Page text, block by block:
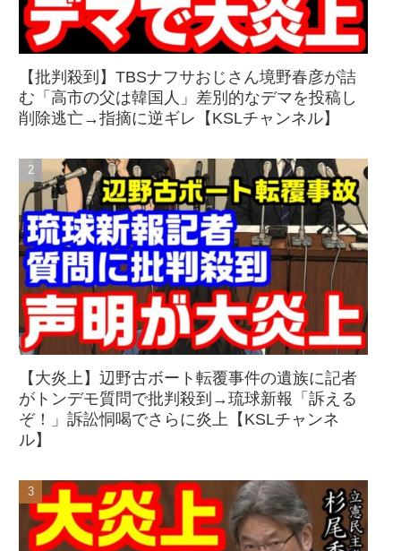
【批判殺到】TBSナフサおじさん境野春彦が詰
む「高市の父は韓国人」差別的なデマを投稿し
削除逃亡→指摘に逆ギレ【KSLチャンネル】
【大炎上】辺野古ボート転覆事件の遺族に記者
がトンデモ質問で批判殺到→琉球新報「訴える
ぞ！」訴訟恫喝でさらに炎上【KSLチャンネ
ル】